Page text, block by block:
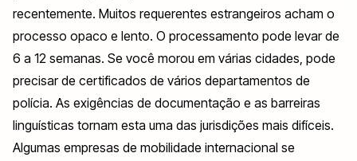
recentemente. Muitos requerentes estrangeiros acham o
processo opaco e lento. O processamento pode levar de
6 a 12 semanas. Se você morou em várias cidades, pode
precisar de certificados de vários departamentos de
polícia. As exigências de documentação e as barreiras
linguísticas tornam esta uma das jurisdições mais difíceis.
Algumas empresas de mobilidade internacional se